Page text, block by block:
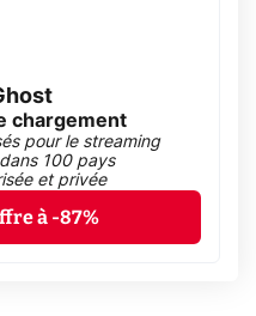
chargement
pour le streaming
100 pays
et privée
à -87%